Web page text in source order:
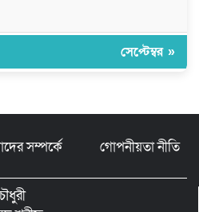
১ সিল-স্টাম্প প্যাড জব্দ।
ও ৩২ হাজার টাকা উদ্ধার, আটক ১
ক্যাম্পেইন
সেপ্টেম্বর »
সম্পর্কে গোপনীয়তা নীতি